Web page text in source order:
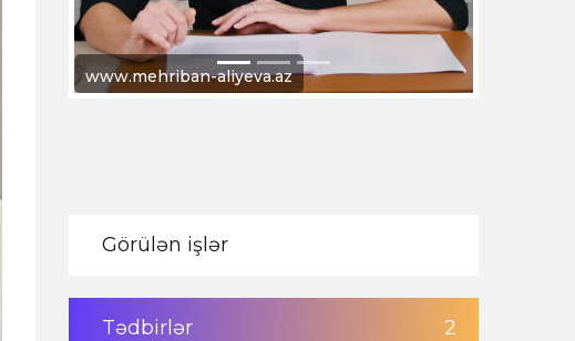
www.president.az
Görülən işlər
Tədbirlər 2